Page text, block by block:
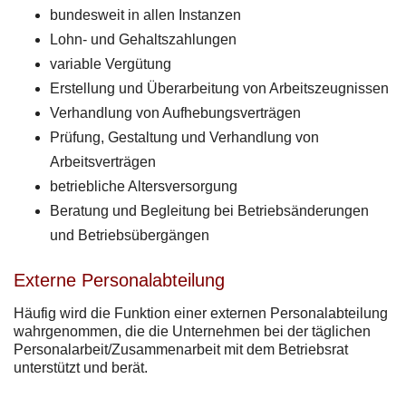
bundesweit in allen Instanzen
Lohn- und Gehaltszahlungen
variable Vergütung
Erstellung und Überarbeitung von Arbeitszeugnissen
Verhandlung von Aufhebungsverträgen
Prüfung, Gestaltung und Verhandlung von
Arbeitsverträgen
betriebliche Altersversorgung
Beratung und Begleitung bei Betriebsänderungen
und Betriebsübergängen
Externe Personalabteilung
Häufig wird die Funktion einer externen Personalabteilung
wahrgenommen, die die Unternehmen bei der täglichen
Personalarbeit/Zusammenarbeit mit dem Betriebsrat
unterstützt und berät.